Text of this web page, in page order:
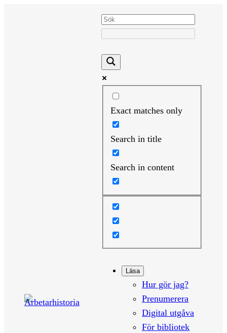
Exact matches only
Search in title
Search in content
Läsa
Hur gör jag?
Prenumerera
Digital utgåva
För bibliotek